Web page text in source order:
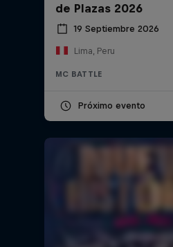
de Plazas 2026
19 Septiembre 2026
Lima, Peru
MC BATTLE
Próximo evento